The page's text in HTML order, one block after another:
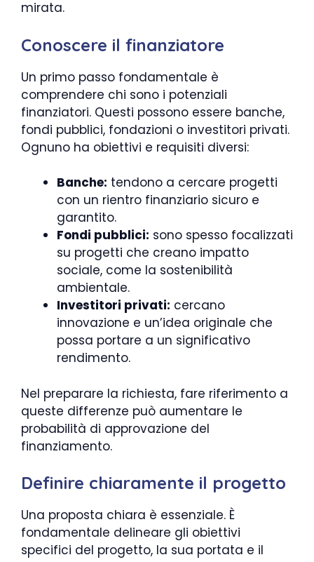
mirata.
Conoscere il finanziatore
Un primo passo fondamentale è
comprendere chi sono i potenziali
finanziatori. Questi possono essere banche,
fondi pubblici, fondazioni o investitori privati.
Ognuno ha obiettivi e requisiti diversi:
Banche: tendono a cercare progetti
con un rientro finanziario sicuro e
garantito.
Fondi pubblici: sono spesso focalizzati
su progetti che creano impatto
sociale, come la sostenibilità
ambientale.
Investitori privati: cercano
innovazione e un’idea originale che
possa portare a un significativo
rendimento.
Nel preparare la richiesta, fare riferimento a
queste differenze può aumentare le
probabilità di approvazione del
finanziamento.
Definire chiaramente il progetto
Una proposta chiara è essenziale. È
fondamentale delineare gli obiettivi
specifici del progetto, la sua portata e il